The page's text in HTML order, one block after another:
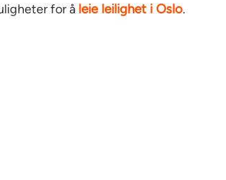
for å leie leilighet i Oslo.